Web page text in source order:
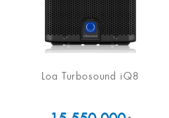
Loa Turbosound iQ8